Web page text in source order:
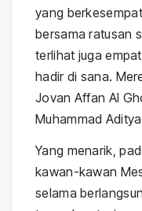
yang
bersama ratusan
terlihat juga
hadir di sana.
Jovan Affan Al
Muhammad
Yang menarik,
kawan-kawan
selama